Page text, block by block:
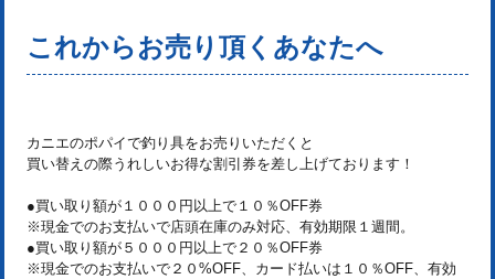
これからお売り頂くあなたへ
カニエのポパイで釣り具をお売りいただくと
買い替えの際うれしいお得な割引券を差し上げております！
●買い取り額が１０００円以上で１０％OFF券
※現金でのお支払いで店頭在庫のみ対応、有効期限１週間。
●買い取り額が５０００円以上で２０％OFF券
※現金でのお支払いで２０%OFF、カード払いは１０％OFF、有効